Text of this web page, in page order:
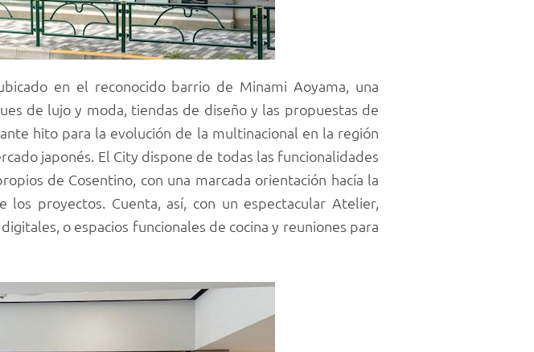
en el reconocido barrio de Minami Aoyama, una
de lujo y moda, tiendas de diseño y las propuestas de
hito para la evolución de la multinacional en la región
japonés. El City dispone de todas las funcionalidades
de Cosentino, con una marcada orientación hacía la
proyectos. Cuenta, así, con un espectacular Atelier,
o espacios funcionales de cocina y reuniones para